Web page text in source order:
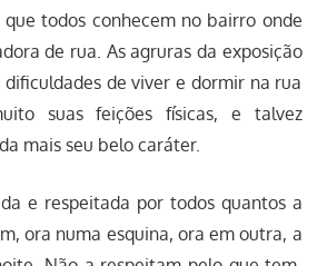
que todos conhecem no bairro onde
de rua. As agruras da exposição
de viver e dormir na rua
suas feições físicas, e talvez
mais seu belo caráter.
e respeitada por todos quantos a
ora numa esquina, ora em outra, a